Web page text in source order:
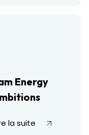
Energy
la suite